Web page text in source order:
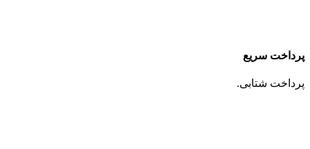
پرداخت سریع
پرداخت شتابی.